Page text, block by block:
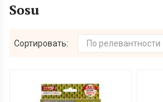
Sosu
Сортировать: